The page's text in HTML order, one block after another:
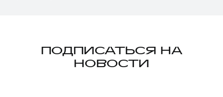
ПОДПИСАТЬСЯ НА
НОВОСТИ